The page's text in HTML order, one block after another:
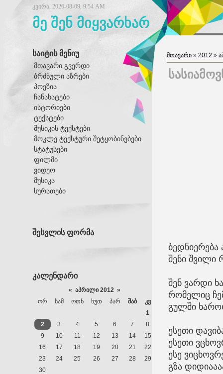
კვირა, 2026-08-09, 9:54 AM
მე შენ მიყვარხარ
საიტის მენიუ
მთავარი გვერდი
ბრძნული აზრები
პოეზია
ჩანახატები
ისტორიები
ტექსტები
მუსიკის ტექსტები
მოკლე ტექსტური შეტყობინებები
სტატუსები
ფილმი
ვიდეო
მუსიკა
სურათები
შესვლის ფორმა
კალენდარი
« აპრილი 2012 »
ᲝᲠ
ᲡᲐᲛ ᲝᲗᲮ ᲮᲣᲗ ᲞᲐᲠ ᲨᲐᲑ
ᲙᲕ
1
2
3 4 5 6 7
8
9
10 11 12 13 14
15
16
17 18 19 20 21
22
23
24 25 26 27 28
29
30
მთავარი » 2012 »
შენი შვილი
შენ ვარდი
რომელიც
გულში
ესეთი
ესეთი
ესე
გზა